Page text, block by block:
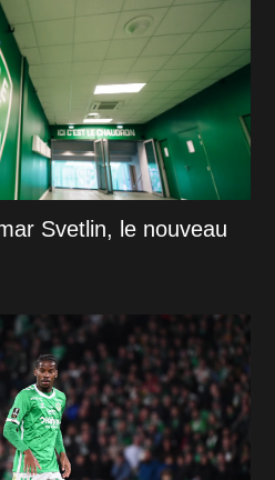
Svetlin, le nouveau